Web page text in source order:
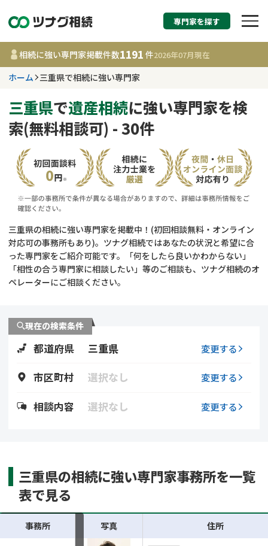
相続税申告・相続手
す
三重県
事務所
相談内容で探す
相続登記
遺留分侵害額請求
コラム
相続手続き
専門家を探す
相続に強い専門家掲載件数1191 件2026年07月現在
ホーム 三重県で相続に強い専門家
三重県で遺産相続に強い専門家を検
索(無料相談可) - 30件
三重県の相続に強い専門家を掲載中！(初回相談無料・オンライン
対応可の事務所もあり)。ツナグ相続ではあなたの状況と希望に合
った専門家をご紹介可能です。「何をしたら良いかわからない」
「相性の合う専門家に相談したい」等のご相談も、ツナグ相続のオ
ペレーターにご相談ください。
現在の検索条件
都道府県 三重県 変更する
市区町村 選択なし 変更する
相談内容 選択なし 変更する
三重県の相続に強い専門家事務所を一覧
表で見る
事務所 写真 住所